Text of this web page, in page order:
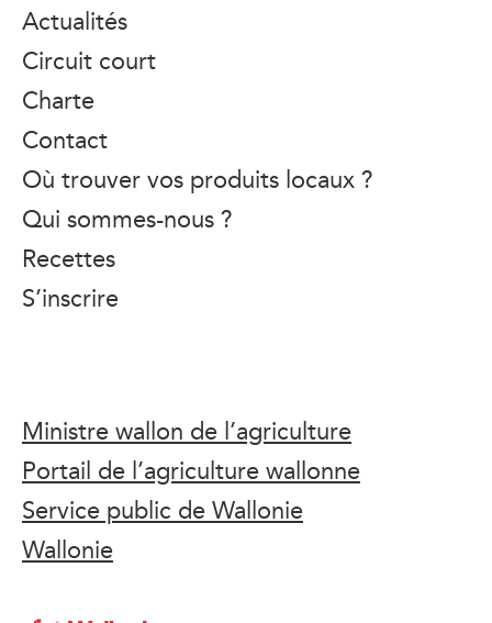
Actualités
Circuit court
Charte
Contact
Où trouver vos produits locaux ?
Qui sommes-nous ?
Recettes
S’inscrire
Ministre wallon de l’agriculture
Portail de l’agriculture wallonne
Service public de Wallonie
Wallonie